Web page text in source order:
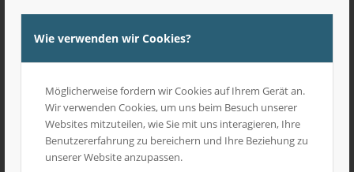
Wie verwenden wir Cookies?
Möglicherweise fordern wir Cookies auf Ihrem Gerät an.
Wir verwenden Cookies, um uns beim Besuch unserer
Websites mitzuteilen, wie Sie mit uns interagieren, Ihre
Benutzererfahrung zu bereichern und Ihre Beziehung zu
unserer Website anzupassen.
vollständigen Zahlung fälliger Rechnungsbeträge
diesen Fällen berechtigt nach Ablauf einer Nachfrist
von einer Woche den Rücktritt vom Vertrag zu
Entbehrlichkeit der Nachfrist bleiben davon
unberührt.
Haftung für Mängel und Schäden
Offensichtliche Mängel hat der Kunde innerhalb